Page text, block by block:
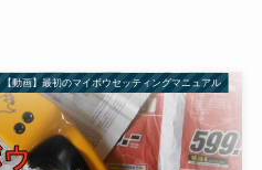
【動画】最初のマイボウセッティングマニュアル